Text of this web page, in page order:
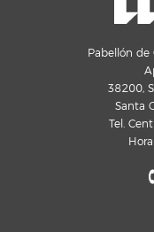
Pabellón de
38200,
Santa
Tel.